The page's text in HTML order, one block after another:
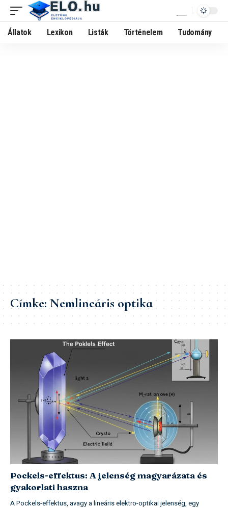
Állatok Lexikon Listák Történelem Tudomány
Címke:Nemlineáris optika
Pockels-effektus: A jelenség magyarázata és
gyakorlati haszna
A Pockels-effektus, avagy a lineáris elektro-optikai jelenség, egy